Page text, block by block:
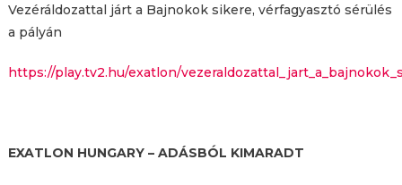
Vezéráldozattal járt a Bajnokok sikere, vérfagyasztó sérülés
a pályán
https://play.tv2.hu/exatlon/
EXATLON HUNGARY – ADÁSBÓL KIMARADT